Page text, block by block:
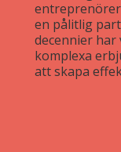
en pålitlig
decennier
komplexa
att skapa